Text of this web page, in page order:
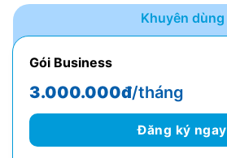
Khuyên dùng
Gói Business
3.000.000đ/tháng
Đăng ký ngay